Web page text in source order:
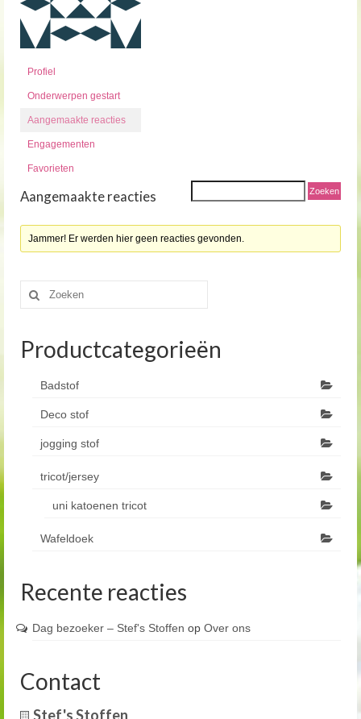
Profiel
Onderwerpen gestart
Aangemaakte reacties
Engagementen
Favorieten
Aangemaakte reacties
Jammer! Er werden hier geen reacties gevonden.
Zoeken
naar:
Productcategorieën
Badstof
Deco stof
jogging stof
tricot/jersey
uni katoenen tricot
Wafeldoek
Recente reacties
Dag bezoeker – Stef's Stoffen op Over ons
Contact
Stef's Stoffen